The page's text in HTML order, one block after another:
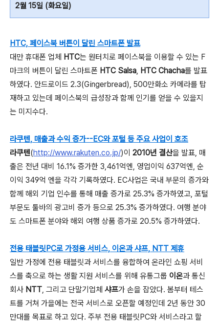
2월 15일 (화요일)
HTC, 페이스북 버튼이 달린 스마트폰 발표
대만 휴대폰 업체 HTC는 원터치로 페이스북을 이용할 수 있는 F
마크의 버튼이 달린 스마트폰 HTC Salsa, HTC Chacha를 발표
하였다. 안드로이드 2.3(Gingerbread), 500만화소 카메라를 탑
재하고 있는데 페이스북의 급성장과 함께 인기를 얻을 수 있을지
는 미지수다.
라쿠텐, 매출과 수익 증가--EC와 포털 등 주요 사업이 호조
라쿠텐(http://www.rakuten.co.jp/)이 2010년 결산을 발표, 매
출은 전년 대비 16.1% 증가한 3,461억엔, 영업이익 637억엔, 순
이익 349억 엔을 각각 기록하였다. EC사업은 국내 부문의 증가와
함께 해외 기업 인수를 통해 매출 증가로 25.3% 증가하였고, 포털
부문도 툴바의 광고비 증가 등으로 25.3% 증가하였다. 여행 분야
도 스마트폰 분야와 해외 여행 상품 증가로 20.5% 증가하였다.
전용 태블릿PC로 가정용 서비스, 이온과 샤프, NTT 제휴
일반 가정에 전용 태블릿과 서비스를 융합하여 온라인 쇼핑 서비
스를 축으로 하는 생활 지원 서비스를 위해 유통그룹 이온과 통신
회사 NTT, 그리고 단말기업체 샤프가 손을 잡았다. 봄부터 테스
트를 거쳐 가을에는 전국 서비스로 오픈할 예정인데 2년 동안 30
만대를 목표로 하고 있다. 주부 전용 태블릿PC와 서비스라고 할